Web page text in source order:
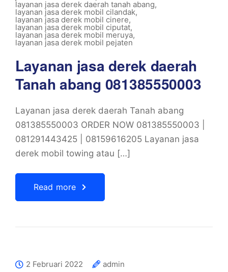
layanan jasa derek daerah tanah abang,
layanan jasa derek mobil cilandak,
layanan jasa derek mobil cinere,
layanan jasa derek mobil ciputat,
layanan jasa derek mobil meruya,
layanan jasa derek mobil pejaten
Layanan jasa derek daerah
Tanah abang 081385550003
Layanan jasa derek daerah Tanah abang
081385550003 ORDER NOW 081385550003 |
081291443425 | 08159616205 Layanan jasa
derek mobil towing atau […]
Read more
2 Februari 2022
admin